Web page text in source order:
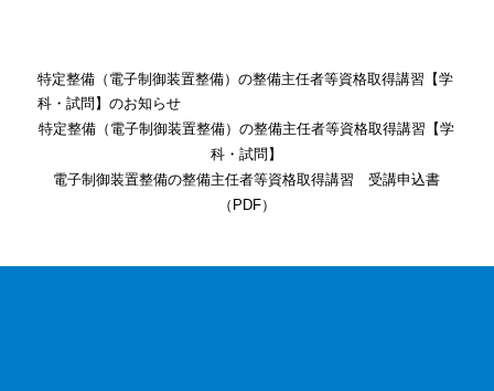
特定整備（電子制御装置整備）の整備主任者等資格取得講習【学
科・試問】のお知らせ
特定整備（電子制御装置整備）の整備主任者等資格取得講習【学
科・試問】
電子制御装置整備の整備主任者等資格取得講習 受講申込書
（PDF）